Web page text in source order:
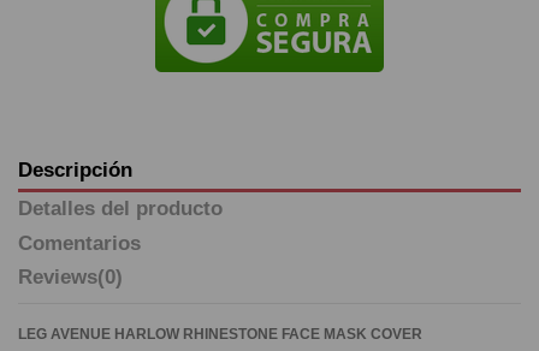
Descripción
Detalles del producto
Comentarios
Reviews(0)
LEG AVENUE HARLOW RHINESTONE FACE MASK COVER